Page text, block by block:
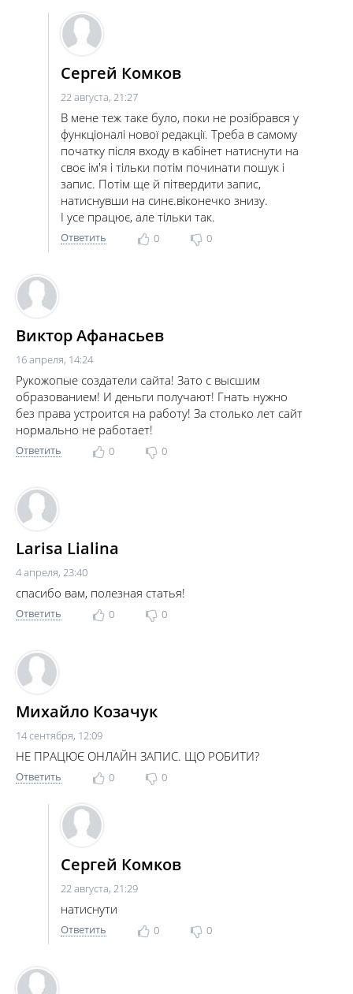
Cергей Комков
22 августа, 21:27
В мене теж таке було, поки не розібрався у
функціоналі нової редакції. Треба в самому
початку після входу в кабінет натиснути на
своє ім'я і тільки потім починати пошук і
запис. Потім ще й пітвердити запис,
натиснувши на синє.віконечко знизу.
І усе працює, але тільки так.
Ответить 0 0
Виктор Афанасьев
16 апреля, 14:24
Рукожопые создатели сайта! Зато с высшим
образованием! И деньги получают! Гнать нужно
без права устроится на работу! За столько лет сайт
нормально не работает!
Ответить 0 0
Larisa Lialina
4 апреля, 23:40
спасибо вам, полезная статья!
Ответить 0 0
Михайло Козачук
14 сентября, 12:09
НЕ ПРАЦЮЄ ОНЛАЙН ЗАПИС. ЩО РОБИТИ?
Ответить 0 0
Cергей Комков
22 августа, 21:29
натиснути
Ответить 0 0